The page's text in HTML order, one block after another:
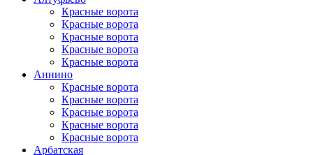
Красные ворота
Красные ворота
Красные ворота
Красные ворота
Красные ворота
Аннино
Красные ворота
Красные ворота
Красные ворота
Красные ворота
Красные ворота
Арбатская